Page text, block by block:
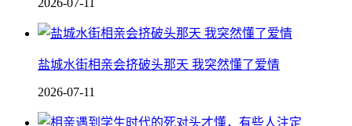
2026-07-11
盐城水街相亲会挤破头那天 我突然懂了爱情
2026-07-11